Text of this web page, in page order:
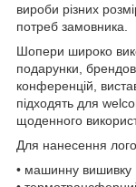
вироби різних
потреб замовника.
Шопери широко
подарунки,
конференцій,
підходять для
щоденного
Для нанесення
• машинну вишивку